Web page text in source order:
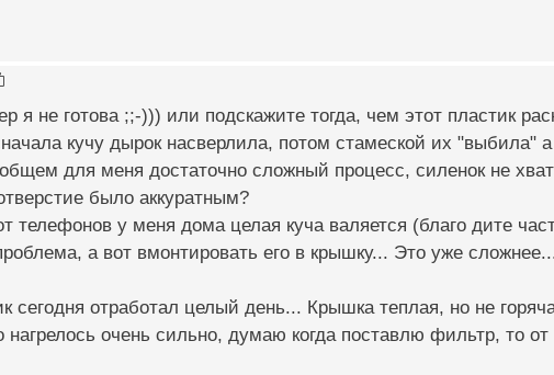
я не готова ;;-))) или подскажите тогда, чем этот пластик
кучу дырок насверлила, потом стамеской их "выбила"
для меня достаточно сложный процесс, силенок не
было аккуратным?
телефонов у меня дома целая куча валяется (благо дите
а вот вмонтировать его в крышку... Это уже
сегодня отработал целый день... Крышка теплая, но не
нагрелось очень сильно, думаю когда поставлю фильтр, то